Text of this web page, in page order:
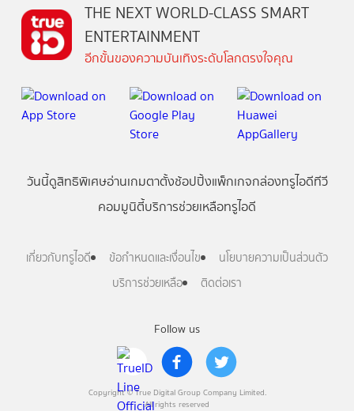
Follow us
Copyright © True Digital Group Company Limited.
All rights reserved
THE NEXT WORLD-CLASS SMART
ENTERTAINMENT
อีกขั้นของความบันเทิงระดับโลกตรงใจคุณ
วันนี้ดูสิทธิพิเศษอ่านเกมตาตั้งช้อปปิ้งแพ็กเกจกล่องทรูไอดีทีวี
คอมมูนิตี้บริการช่วยเหลือทรูไอดี
เกี่ยวกับทรูไอดี ข้อกำหนดและเงื่อนไข
นโยบายความเป็นส่วนตัว
บริการช่วยเหลือ
ติดต่อเรา